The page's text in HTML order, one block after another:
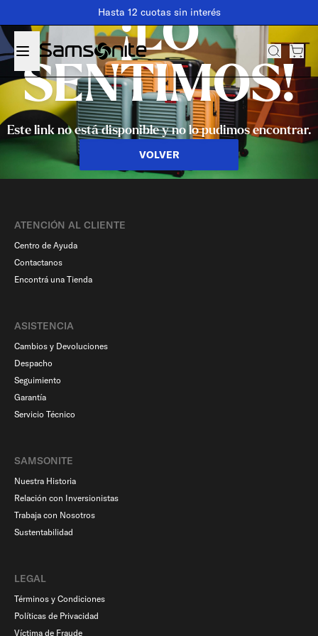
Hasta 12 cuotas sin interés
¡LO
SENTIMOS!
Este link no está disponible y no lo pudimos encontrar.
VOLVER
ATENCIÓN AL CLIENTE
Centro de Ayuda
Contactanos
Encontrá una Tienda
ASISTENCIA
Cambios y Devoluciones
Despacho
Seguimiento
Garantía
Servicio Técnico
SAMSONITE
Nuestra Historia
Relación con Inversionistas
Trabaja con Nosotros
Sustentabilidad
LEGAL
Términos y Condiciones
Políticas de Privacidad
Víctima de Fraude